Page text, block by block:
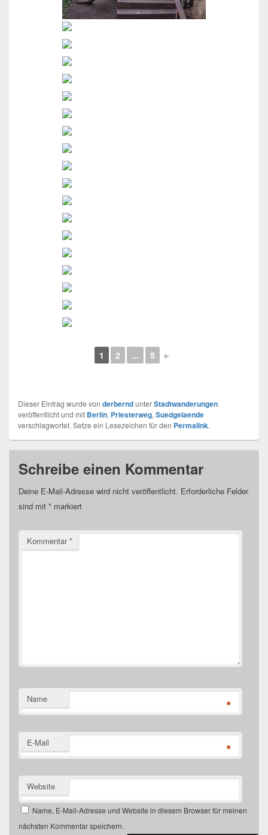
1 2 ... 5 ►
Dieser Eintrag wurde von derberndunterStadtwanderungen
veröffentlicht und mit Berlin, Priesterweg, Suedgelaende
verschlagwortet. Setze ein Lesezeichen für den Permalink.
Schreibe einen Kommentar
Deine E-Mail-Adresse wird nicht veröffentlicht. Erforderliche Felder
sind mit * markiert
Kommentar*
Name *
E-Mail *
Website
Name, E-Mail-Adresse und Website in diesem Browser für meinen
nächsten Kommentar speichern.